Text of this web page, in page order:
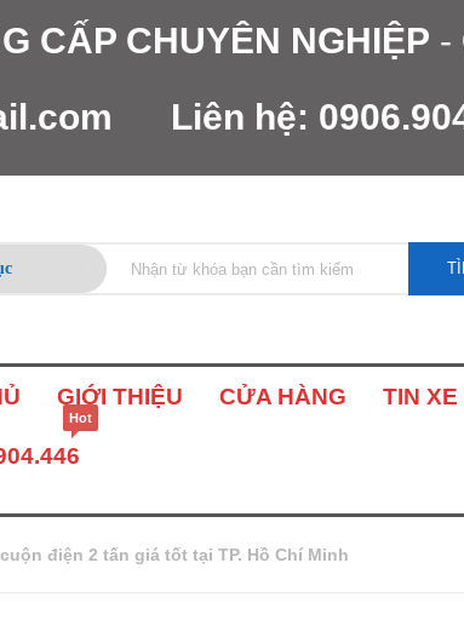
CẤP CHUYÊN NGHIỆP -
Liên hệ:
GIỚI THIỆU CỬA HÀNG TIN XE
Hot
điện 2 tấn giá tốt tại TP. Hồ Chí Minh